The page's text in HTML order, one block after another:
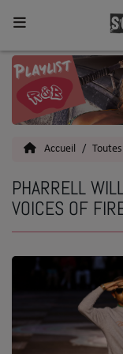
Home
Toutes les News
Actu
Interviews
Top 5
Accueil
PHARRELL
VOICES OF